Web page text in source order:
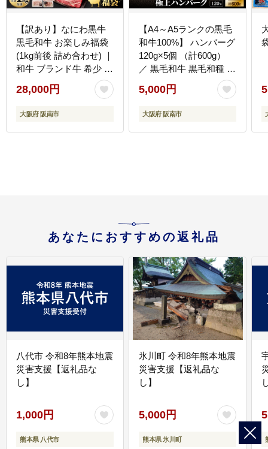
【訳あり】なにわ黒牛
黒毛和牛 お楽しみ福袋
(1kg前後 詰め合わせ) ｜
和牛 ブランド牛 希少 牛
肉 詰合せ セット 冷凍
大阪府 阪南市
28,000円
大阪府 阪南市
【A4～A5ランクの黒毛
和牛100%】 ハンバーグ
120g×5個 （計600g）
／ 黒毛和牛 黒毛和種 和
牛 国産牛 牛肉 お肉 肉
大阪府 阪南市 冷凍
5,000円
大阪府 阪南市
あなたにおすすめの返礼品
八代市 令和8年熊本地震
災害支援【返礼品な
し】
1,000円
熊本県 八代市
氷川町 令和8年熊本地震
災害支援【返礼品な
し】
5,000円
熊本県 氷川町